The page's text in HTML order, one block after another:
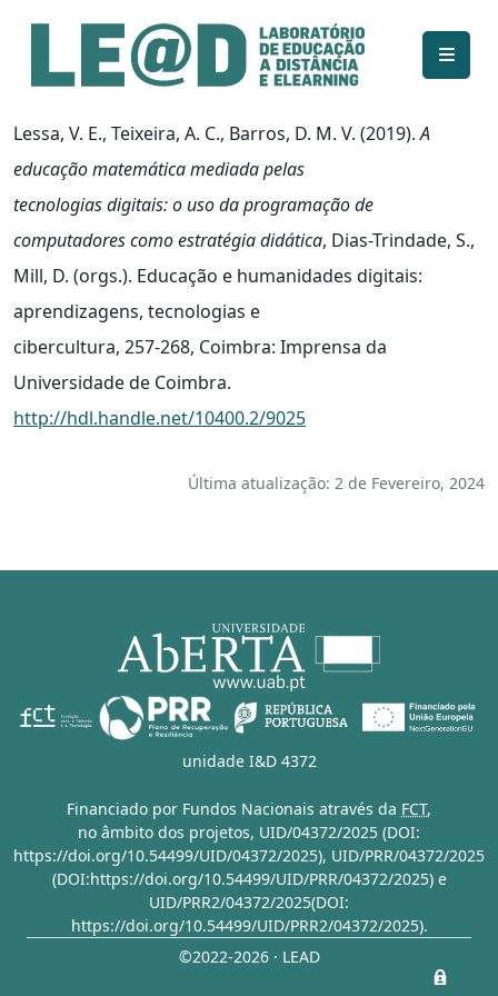
Ir para o conteúdo principal
Informações de acessibilidade
Mapa do site
Lessa, V. E., Teixeira, A. C., Barros, D. M. V. (2019).A
educação matemática mediada pelas
tecnologias digitais: o uso da programação de
computadores como estratégia didática, Dias-Trindade, S.,
Mill, D. (orgs.). Educação e humanidades digitais:
aprendizagens, tecnologias e
cibercultura, 257-268, Coimbra: Imprensa da
Universidade de Coimbra.
http://hdl.handle.net/10400.2/9025
Última atualização: 2 de Fevereiro, 2024
unidade I&D 4372
Financiado por Fundos Nacionais através da FCT,
no âmbito dos projetos, UID/04372/2025 (DOI:
https://doi.org/10.54499/UID/04372/2025), UID/PRR/04372/2025
(DOI:https://doi.org/10.54499/UID/PRR/04372/2025)e
UID/PRR2/04372/2025(DOI:
https://doi.org/10.54499/UID/PRR2/04372/2025).
©2022-2026 · LEAD